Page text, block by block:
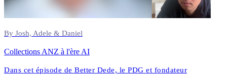
By Josh, Adele & Daniel
Collections ANZ à l'ère AI
Dans cet épisode de Better Dede, le PDG et fondateur